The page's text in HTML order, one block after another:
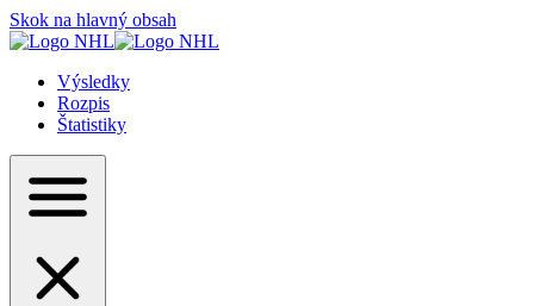
Skok na hlavný obsah
Výsledky
Rozpis
Štatistiky